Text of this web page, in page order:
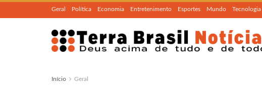
Geral Política Economia Entretenimento Esportes Mundo Tecnologia
Início Geral